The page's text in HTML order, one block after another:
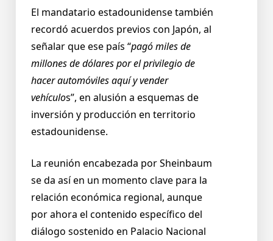
El mandatario estadounidense también
recordó acuerdos previos con Japón, al
señalar que ese país “pagó miles de
millones de dólares por el privilegio de
hacer automóviles aquí y vender
vehículos”, en alusión a esquemas de
inversión y producción en territorio
estadounidense.
La reunión encabezada por Sheinbaum
se da así en un momento clave para la
relación económica regional, aunque
por ahora el contenido específico del
diálogo sostenido en Palacio Nacional